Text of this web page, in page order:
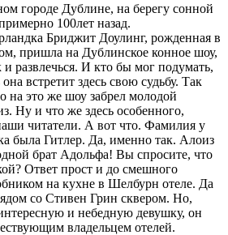
городе Дублине, на берегу сонной
100лет назад.
Бриджит Доулинг, рожденная в
пришла на Дублинское конное шоу,
развлечься. И кто бы мог подумать,
встретит здесь свою судьбу. Так
на это же шоу забрел молодой
Ну и что же здесь особенного,
читатели. А вот что. Фамилия у
была Гитлер. Да, именно так. Алоиз
брат Адольфа! Вы спросите, что
Ответ прост и до смешного
на кухне в Шелбурн отеле. Да
со Стивен Грин сквером. Но,
и небедную девушку, он
владельцем отелей.